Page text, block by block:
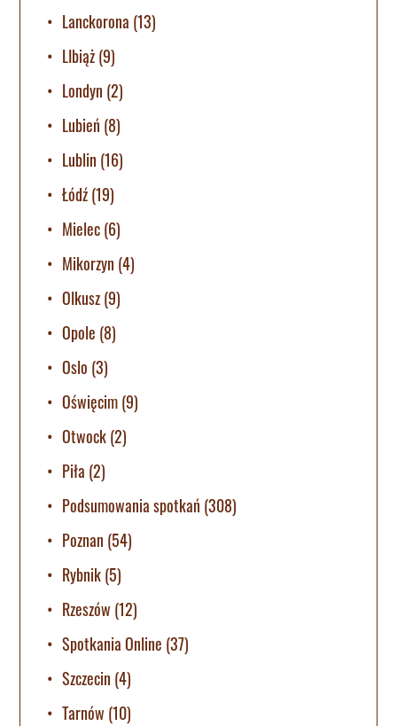
Lanckorona (13)
LIbiąż(9)
Londyn (2)
Lubień (8)
Lublin (16)
Łódź(19)
Mielec(6)
Mikorzyn (4)
Olkusz(9)
Opole (8)
Oslo (3)
Oświęcim(9)
Otwock(2)
Piła (2)
Podsumowania spotkań (308)
Poznan (54)
Rybnik(5)
Rzeszów (12)
Spotkania Online (37)
Szczecin (4)
Tarnów (10)